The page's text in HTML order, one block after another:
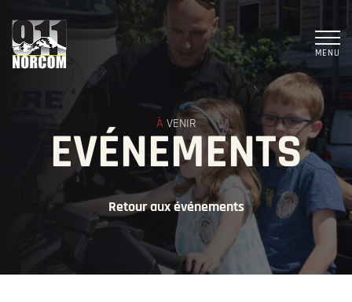
MENU
À VENIR
EVÉNEMENTS
Retour aux événements